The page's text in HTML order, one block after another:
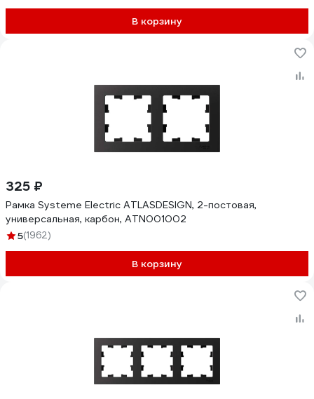
В корзину
325 ₽
Рамка Systeme Electric ATLASDESIGN, 2-постовая,
универсальная, карбон, ATN001002
5(1962)
В корзину